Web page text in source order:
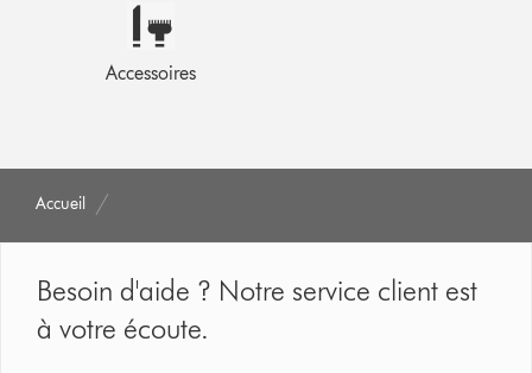
Accessoires
Accueil
Besoin d'aide ? Notre service client est
à votre écoute.